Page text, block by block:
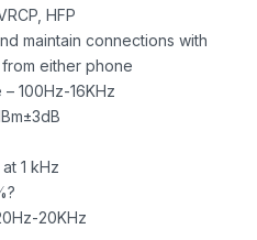
HFP
maintain connections with
either phone
100Hz-16KHz
1 kHz
20KHz